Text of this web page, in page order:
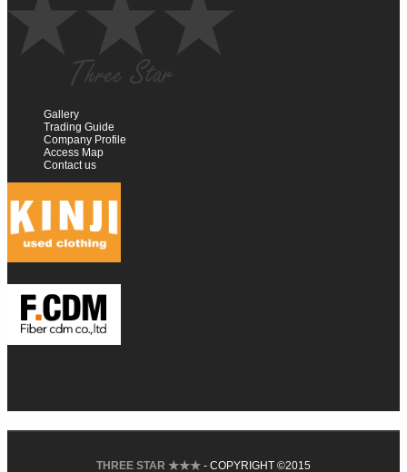
Gallery
Trading Guide
Company Profile
Access Map
Contact us
THREE STAR ★★★ - COPYRIGHT ©2015